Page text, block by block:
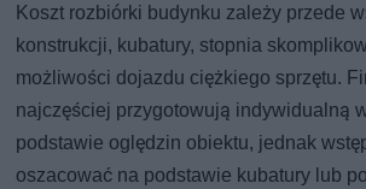
Koszt rozbiórki budynku zależy przede
konstrukcji, kubatury, stopnia
możliwości dojazdu ciężkiego sprzętu.
najczęściej przygotowują indywidualną
podstawie oględzin obiektu, jednak
oszacować na podstawie kubatury lub